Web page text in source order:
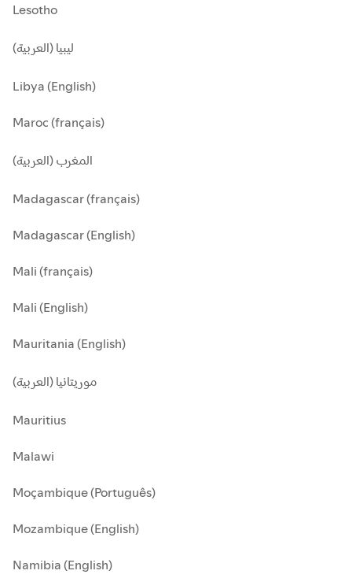
Lesotho
ليبيا (العربية)
Libya (English)
Maroc (français)
المغرب (العربية)
Madagascar (français)
Madagascar (English)
Mali (français)
Mali (English)
Mauritania (English)
موريتانيا (العربية)
Mauritius
Malawi
Moçambique (Português)
Mozambique (English)
Namibia (English)